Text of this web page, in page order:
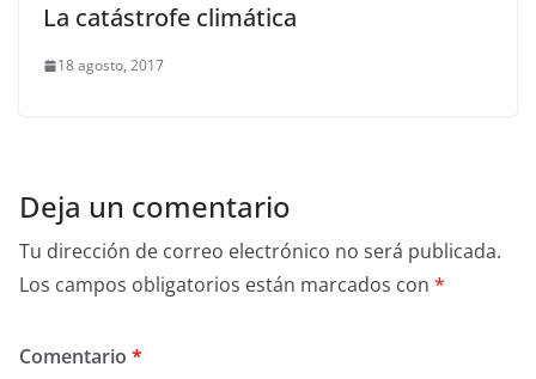
La catástrofe climática
18 agosto, 2017
Deja un comentario
Tu dirección de correo electrónico no será publicada.
Los campos obligatorios están marcados con *
Comentario *